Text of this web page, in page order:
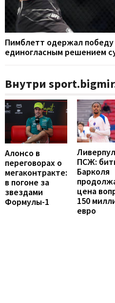
Пимблетт одержал
единогласным решением
Внутри
Алонсо в
переговорах о
мегаконтракте:
в погоне за
звездами
Формулы-1
ПСЖ:
Барколя
цена
150
евро